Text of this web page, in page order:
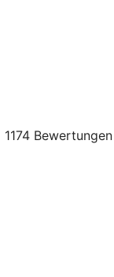
1174 Bewertungen